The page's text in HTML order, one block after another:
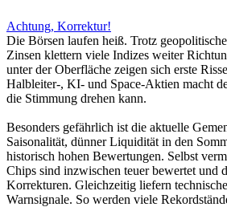
Achtung, Korrektur!
Die Börsen laufen heiß. Trotz
Zinsen klettern viele Indizes weiter
unter der Oberfläche zeigen sich erste
Halbleiter-, KI- und Space-Aktien macht
die Stimmung drehen kann.
Besonders gefährlich ist die aktuelle
Saisonalität, dünner Liquidität in den
historisch hohen Bewertungen. Selbst
Chips sind inzwischen teuer bewertet und
Korrekturen. Gleichzeitig liefern
Warnsignale. So werden viele